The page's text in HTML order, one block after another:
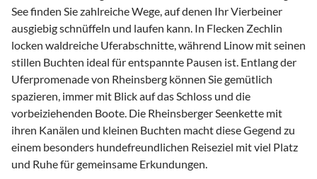
See finden Sie zahlreiche Wege, auf denen Ihr Vierbeiner
ausgiebig schnüffeln und laufen kann. In Flecken Zechlin
locken waldreiche Uferabschnitte, während Linow mit seinen
stillen Buchten ideal für entspannte Pausen ist. Entlang der
Uferpromenade von Rheinsberg können Sie gemütlich
spazieren, immer mit Blick auf das Schloss und die
vorbeiziehenden Boote. Die Rheinsberger Seenkette mit
ihren Kanälen und kleinen Buchten macht diese Gegend zu
einem besonders hundefreundlichen Reiseziel mit viel Platz
und Ruhe für gemeinsame Erkundungen.